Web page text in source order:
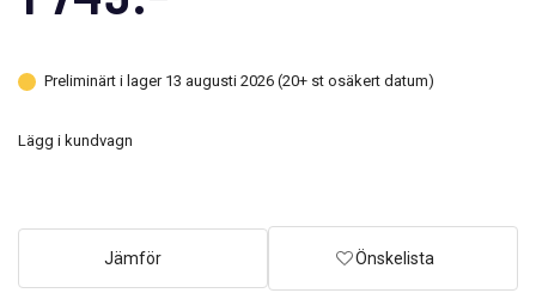
Preliminärt i lager 13 augusti 2026 (20+ st osäkert datum)
Lägg i kundvagn
Jämför Önskelista